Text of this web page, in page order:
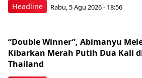
Headline Rabu, 5 Agu 2026 - 18:56
“Double Winner”, Abimanyu
Kibarkan Merah Putih Dua Kali
Thailand